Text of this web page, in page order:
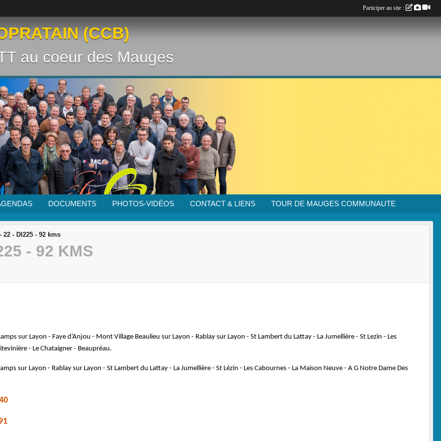
(CCB)
au coeur des Mauges
DOCUMENTS PHOTOS-VIDÉOS CONTACT & LIENS TOUR DE MAUGES COMMUNAUTE
22 - DI225 - 92 kms
- 92 KMS
sur Layon - Faye d’Anjou - Mont Village Beaulieu sur Layon - Rablay sur Layon - St Lambert du Lattay - La Jumellière - St Lezin - Les
- Le Chataigner - Beaupréau.
sur Layon - Rablay sur Layon - St Lambert du Lattay - La Jumellière - St Lézin - Les Cabournes - La Maison Neuve - A G Notre Dame Des
Participer au site :